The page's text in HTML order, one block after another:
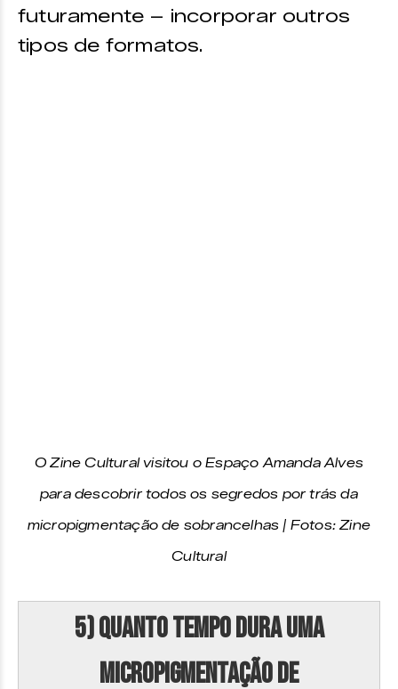
futuramente – incorporar outros
tipos de formatos.
O Zine Cultural visitou o Espaço Amanda Alves
para descobrir todos os segredos por trás da
micropigmentação de sobrancelhas | Fotos: Zine
Cultural
5) Quanto tempo dura uma
micropigmentação de